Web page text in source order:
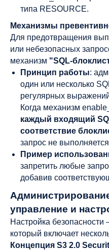
типа RESOURCE.
Механизмы
Для предотвращения
или небезопасных
механизм "SQL-
Принцип работы:
один или несколько
регулярных
Когда механизм
каждый входящий
соответствие
запрос не
Пример
запретить любые
добавив
управление и
Настройка
который включает
Концепция S3 2.0